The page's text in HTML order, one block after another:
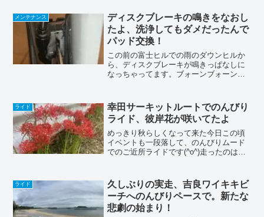
じエンドキャップはチョット地味かな〜
(^_-)バイクの...
メンテナンス
ディスクブレーキの鳴きをなおし
たよ、洗浄してもダメだったんで
パッド交換！
この前の富士ヒルでの雨のダウンヒルか
ら、ディスクブレーキが鳴きっぱなしに
なっちゃってます。ブォーンブォーンと
汚れ結構なブレーキカスが付いてまし
た。雨の中を２４kmもダウ...
ライド
幸田サーキットルートでのんびり
ライド、彼岸花が咲いてたよ
めっきり秋らしくなって来た今日この頃
イベントも一段落して、のんびりムード
でのご近所ライドです(^o^)走ったのはこ
咲いてたんでパシャっとのんびりライド
なんで、...
ライド
久しぶりの実走、吉良ワイキキビ
ーチへのんびりペースで。新たな
悲劇の始まり！